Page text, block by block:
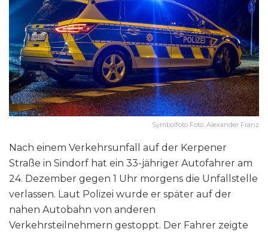
Symbolfoto Foto: Alexander Franz
Nach einem Verkehrsunfall auf der Kerpener
Straße in Sindorf hat ein 33-jähriger Autofahrer am
24. Dezember gegen 1 Uhr morgens die Unfallstelle
verlassen. Laut Polizei wurde er später auf der
nahen Autobahn von anderen
Verkehrsteilnehmern gestoppt. Der Fahrer zeigte